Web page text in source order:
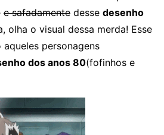
e safadamente desse desenho
olha o visual dessa merda! Esse
personagens
dos anos 80(fofinhos e